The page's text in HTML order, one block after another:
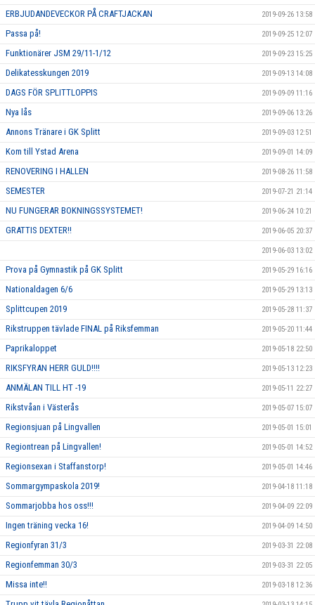
ERBJUDANDEVECKOR PÅ CRAFTJACKAN 2019-09-26 13:58
Passa på! 2019-09-25 12:07
Funktionärer JSM 29/11-1/12 2019-09-23 15:25
Delikatesskungen 2019 2019-09-13 14:08
DAGS FÖR SPLITTLOPPIS 2019-09-09 11:16
Nya lås 2019-09-06 13:26
Annons Tränare i GK Splitt 2019-09-03 12:51
Kom till Ystad Arena 2019-09-01 14:09
RENOVERING I HALLEN 2019-08-26 11:58
SEMESTER 2019-07-21 21:14
NU FUNGERAR BOKNINGSSYSTEMET! 2019-06-24 10:21
GRATTIS DEXTER!! 2019-06-05 20:37
2019-06-03 13:02
Prova på Gymnastik på GK Splitt 2019-05-29 16:16
Nationaldagen 6/6 2019-05-29 13:13
Splittcupen 2019 2019-05-28 11:37
Rikstruppen tävlade FINAL på Riksfemman 2019-05-20 11:44
Paprikaloppet 2019-05-18 22:50
RIKSFYRAN HERR GULD!!!! 2019-05-13 12:23
ANMÄLAN TILL HT -19 2019-05-11 22:27
Rikstvåan i Västerås 2019-05-07 15:07
Regionsjuan på Lingvallen 2019-05-01 15:01
Regiontrean på Lingvallen! 2019-05-01 14:52
Regionsexan i Staffanstorp! 2019-05-01 14:46
Sommargympaskola 2019! 2019-04-18 11:18
Sommarjobba hos oss!!! 2019-04-09 22:09
Ingen träning vecka 16! 2019-04-09 14:50
Regionfyran 31/3 2019-03-31 22:08
Regionfemman 30/3 2019-03-31 22:05
Missa inte!! 2019-03-18 12:36